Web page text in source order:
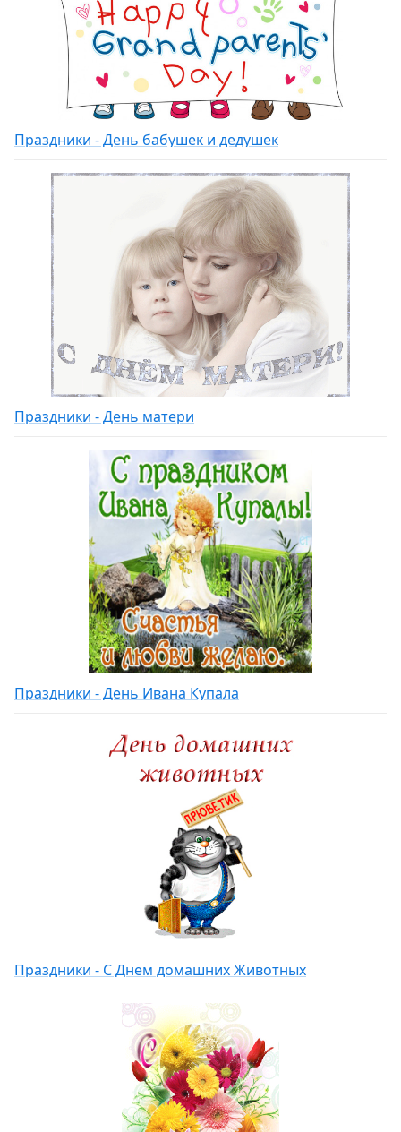
Праздники - День бабушек и дедушек
Праздники - День матери
Праздники - День Ивана Купала
Праздники - С Днем домашних Животных